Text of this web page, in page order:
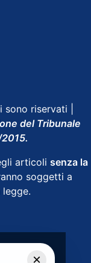
riservati |
del Tribunale
articoli senza la
soggetti a
×